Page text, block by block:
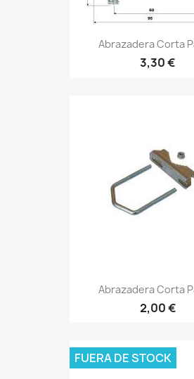
Abrazadera Corta
3,30 €
Abrazadera Corta
2,00 €
FUERA DE STOCK